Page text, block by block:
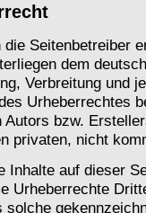
die Seitenbetreiber
dem
Verbreitung und
Urheberrechtes
Autors bzw.
privaten, nicht
Inhalte auf dieser
Urheberrechte
solche